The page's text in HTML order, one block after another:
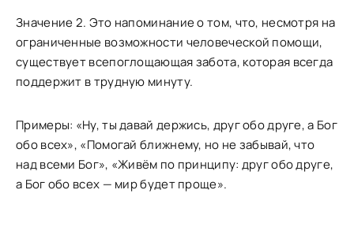
Значение 2. Это напоминание о том, что, несмотря на
ограниченные возможности человеческой помощи,
существует всепоглощающая забота, которая всегда
поддержит в трудную минуту.
Примеры: «Ну, ты давай держись, друг обо друге, а Бог
обо всех», «Помогай ближнему, но не забывай, что
над всеми Бог», «Живём по принципу: друг обо друге,
а Бог обо всех — мир будет проще».